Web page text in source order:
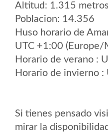
Altitud: 1.315
Poblacion: 14.356
Huso horario de
UTC +1:00 (Europe/
Horario de verano :
Horario de invierno :
Si tienes pensado
mirar la